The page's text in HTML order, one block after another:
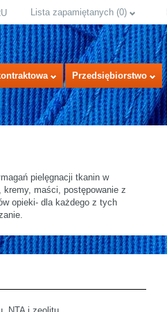
Lista zapamiętanych (0)
Przedsiębiorstwo
pielęgnacji tkanin w
maści, postępowanie z
opieki- dla każdego z tych